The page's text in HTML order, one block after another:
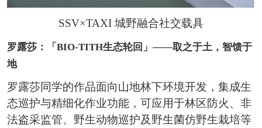
SSV×TAXI 城野融合社交载具
罗露莎：「BIO-TITH生态轮回」——取之于土，智馈于
地
罗露莎同学的作品面向山地林下环境开发，集成生
态巡护与精细化作业功能，可应用于林区防火、非
法盗采监管、野生动物巡护及野生菌仿野生栽培等